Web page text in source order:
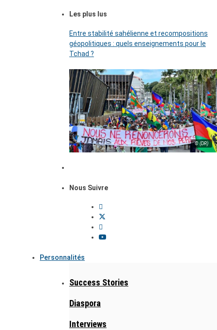
Les plus lus
Entre stabilité sahélienne et recompositions
géopolitiques : quels enseignements pour le
Tchad ?
© (DR)
Nous Suivre
Personnalités
Success Stories
Diaspora
Interviews